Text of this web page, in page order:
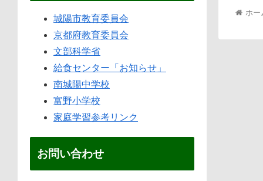
ホー
城陽市教育委員会
京都府教育委員会
文部科学省
給食センター「お知らせ」
南城陽中学校
富野小学校
家庭学習参考リンク
お問い合わせ